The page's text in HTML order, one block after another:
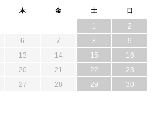
木 金 土 日
1
2
6 7 8
9
13 14 15
16
20 21 22
23
27 28 29
30